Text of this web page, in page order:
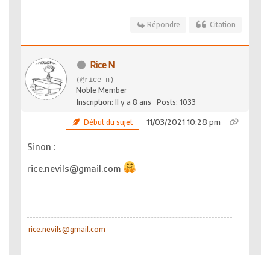
Répondre Citation
Rice N
(@rice-n)
Noble Member
Inscription: Il y a 8 ans
Posts: 1033
Début du sujet 11/03/2021 10:28 pm
Sinon :
rice.nevils@gmail.com
rice.nevils@gmail.com